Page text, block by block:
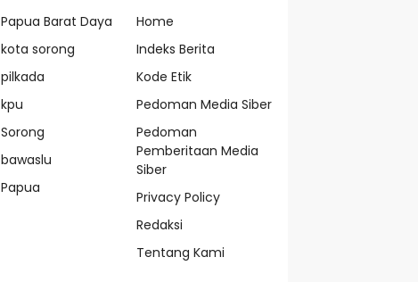
Papua Barat Daya
kota sorong
pilkada
kpu
Sorong
bawaslu
Papua
Home
Indeks Berita
Kode Etik
Pedoman Media Siber
Pedoman
Pemberitaan Media
Siber
Privacy Policy
Redaksi
Tentang Kami